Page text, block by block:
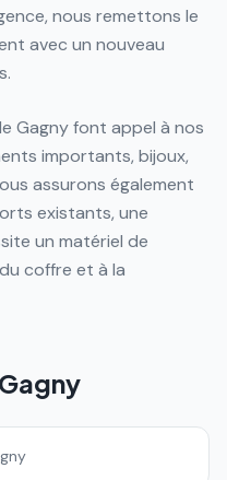
nous remettons le
avec un nouveau
Gagny font appel à nos
importants, bijoux,
assurons également
existants, une
un matériel de
coffre et à la
Gagny